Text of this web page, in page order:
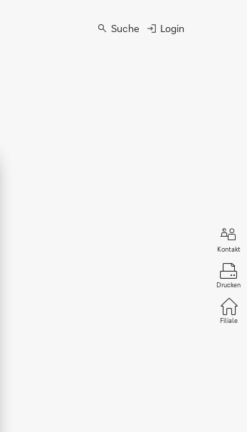
Suche Login
Kontakt
Drucken
Filiale